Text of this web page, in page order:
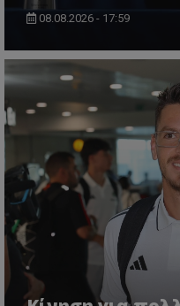
08.08.2026 - 17:59